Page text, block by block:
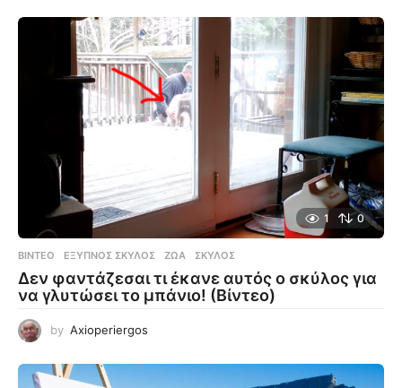
1 0
ΒΊΝΤΕΟ ΈΞΥΠΝΟΣ ΣΚΎΛΟΣ ,ΖΏΑ ,ΣΚΎΛΟΣ
Δεν φαντάζεσαι τι έκανε αυτός ο σκύλος για
να γλυτώσει το μπάνιο! (Βίντεο)
by Axioperiergos